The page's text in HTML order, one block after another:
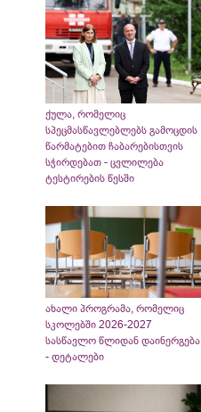
ქულა, რომელიც
სპეცმასწავლებლებს გამოცდის
წარმატებით ჩაბარებისთვის
სჭირდებათ - ცვლილება
ტესტირების წესში
ახალი პროგრამა, რომელიც
სკოლებში 2026-2027
სასწავლო წლიდან დაინერგება
- დეტალები